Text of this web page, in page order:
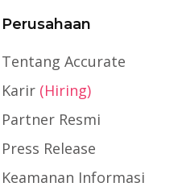
Perusahaan
Tentang Accurate
Karir (Hiring)
Partner Resmi
Press Release
Keamanan Informasi